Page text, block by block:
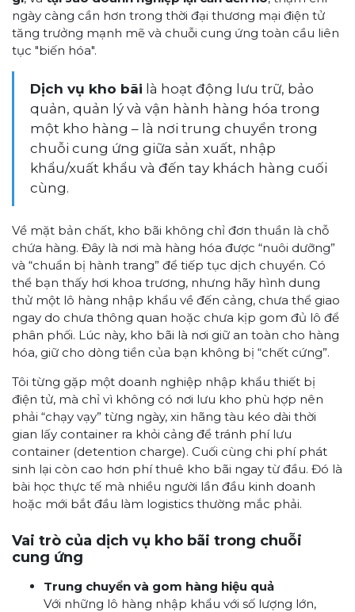
ngày càng cần hơn trong thời đại thương mại điện tử
tăng trưởng mạnh mẽ và chuỗi cung ứng toàn cầu liên
tục "biến hóa".
Dịch vụ kho bãi là hoạt động lưu trữ, bảo
quản, quản lý và vận hành hàng hóa trong
một kho hàng – là nơi trung chuyển trong
chuỗi cung ứng giữa sản xuất, nhập
khẩu/xuất khẩu và đến tay khách hàng cuối
cùng.
Về mặt bản chất, kho bãi không chỉ đơn thuần là chỗ
chứa hàng. Đây là nơi mà hàng hóa được “nuôi dưỡng”
và “chuẩn bị hành trang” để tiếp tục dịch chuyển. Có
thể bạn thấy hơi khoa trương, nhưng hãy hình dung
thử một lô hàng nhập khẩu về đến cảng, chưa thể giao
ngay do chưa thông quan hoặc chưa kịp gom đủ lô để
phân phối. Lúc này, kho bãi là nơi giữ an toàn cho hàng
hóa, giữ cho dòng tiền của bạn không bị “chết cứng”.
Tôi từng gặp một doanh nghiệp nhập khẩu thiết bị
điện tử, mà chỉ vì không có nơi lưu kho phù hợp nên
phải “chạy vạy” từng ngày, xin hãng tàu kéo dài thời
gian lấy container ra khỏi cảng để tránh phí lưu
container (detention charge). Cuối cùng chi phí phát
sinh lại còn cao hơn phí thuê kho bãi ngay từ đầu. Đó là
bài học thực tế mà nhiều người lần đầu kinh doanh
hoặc mới bắt đầu làm logistics thường mắc phải.
Vai trò của dịch vụ kho bãi trong chuỗi
cung ứng
Trung chuyển và gom hàng hiệu quả
Với những lô hàng nhập khẩu với số lượng lớn,